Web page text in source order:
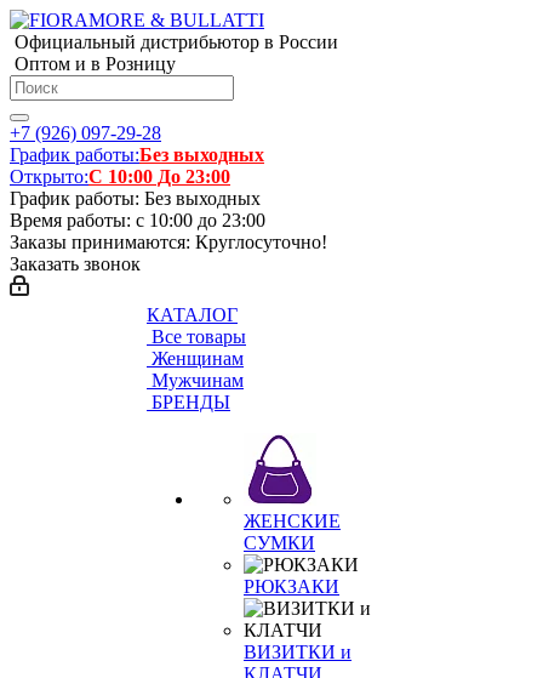
Официальный дистрибьютор в России
Оптом и в Розницу
+7 (926) 097-29-28
График работы:Без выходных
Открыто:С 10:00 До 23:00
График работы: Без выходных
Время работы: с 10:00 до 23:00
Заказы принимаются: Круглосуточно!
Заказать звонок
КАТАЛОГ
Все товары
Женщинам
Мужчинам
БРЕНДЫ
ЖЕНСКИЕ
СУМКИ
РЮКЗАКИ
ВИЗИТКИ и
КЛАТЧИ